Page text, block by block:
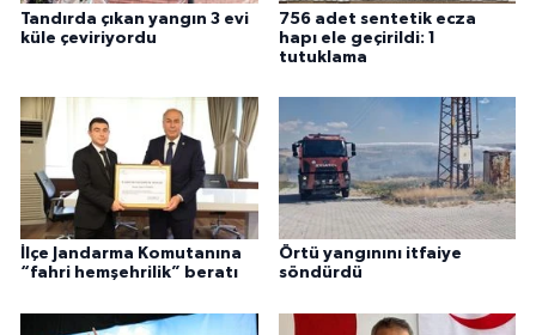
Tandırda çıkan yangın 3 evi
küle çeviriyordu
756 adet sentetik ecza
hapı ele geçirildi: 1
tutuklama
İlçe Jandarma Komutanına
“fahri hemşehrilik” beratı
Örtü yangınını itfaiye
söndürdü